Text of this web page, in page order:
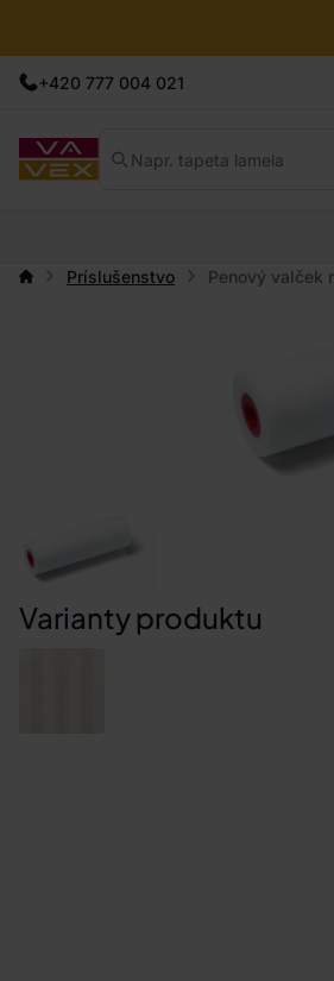
+420 777 004 021
Príslušenstvo
Penový valček
Varianty produktu